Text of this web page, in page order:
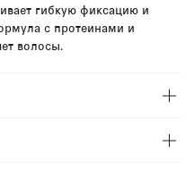
гибкую фиксацию и
с протеинами и
волосы.